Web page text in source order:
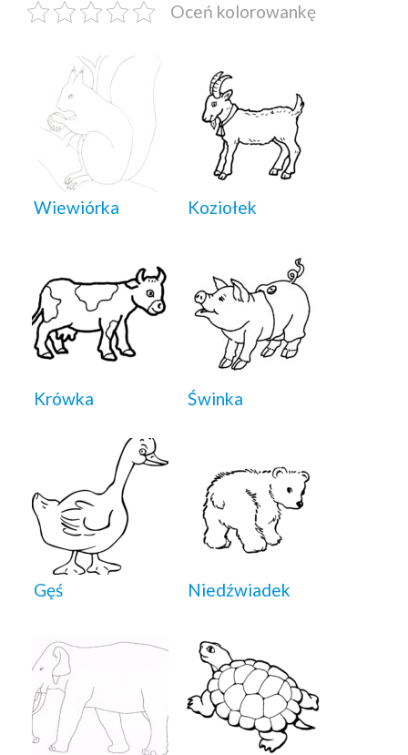
Oceń kolorowankę
Wiewiórka Koziołek
Krówka Świnka
Gęś Niedźwiadek